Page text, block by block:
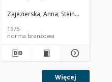
Zajezierska, Anna Steinmec,
1975
norma branżowa
Więcej